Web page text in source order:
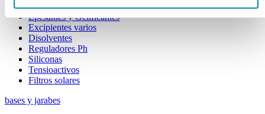
Colorantes
Epesantes y Gelificantes
Excipientes varios
Disolventes
Reguladores Ph
Siliconas
Tensioactivos
Filtros solares
bases y jarabes